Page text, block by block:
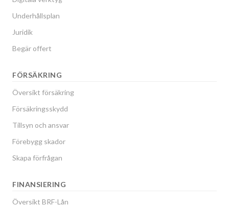
Underhållsplan
Juridik
Begär offert
FÖRSÄKRING
Översikt försäkring
Försäkringsskydd
Tillsyn och ansvar
Förebygg skador
Skapa förfrågan
FINANSIERING
Översikt BRF-Lån